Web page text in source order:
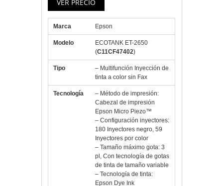
Marca Epson
Modelo
ECOTANK ET-2650
(C11CF47402)
Tipo
– Multifunción Inyección de
tinta a color sin Fax
Tecnología
– Método de impresión:
Cabezal de impresión
Epson Micro Piezo™
– Configuración inyectores:
180 Inyectores negro, 59
Inyectores por color
– Tamaño máximo gota: 3
pl, Con tecnología de gotas
de tinta de tamaño variable
– Tecnología de tinta:
Epson Dye Ink